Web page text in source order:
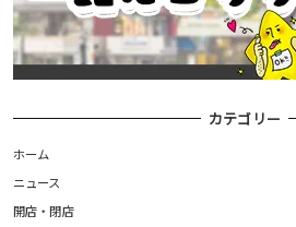
カテゴリー
ホーム
ニュース
開店・閉店